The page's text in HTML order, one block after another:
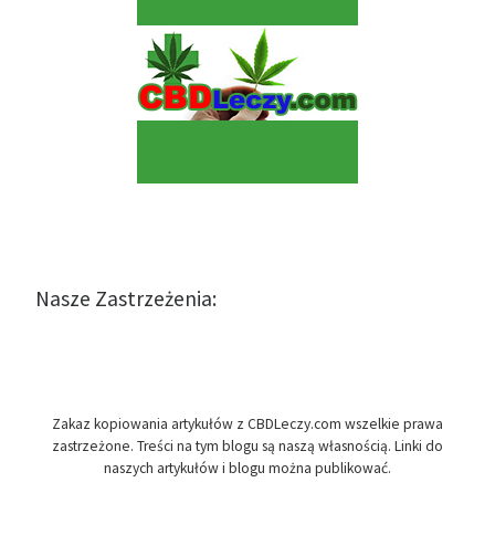
Nasze Zastrzeżenia:
Zakaz kopiowania artykułów z CBDLeczy.com wszelkie prawa
zastrzeżone. Treści na tym blogu są naszą własnością. Linki do
naszych artykułów i blogu można publikować.